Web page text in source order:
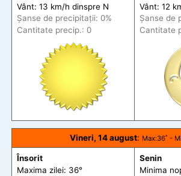
Vânt: 13 km/h dinspre N
Șanse de precipitații: 0%
Cantitate precip.: 0
Vânt: 12
Șanse de
Cantitate
Vineri, 14 august: Max:36˚ -
Însorit
Maxima zilei: 36°
Senin
Minima